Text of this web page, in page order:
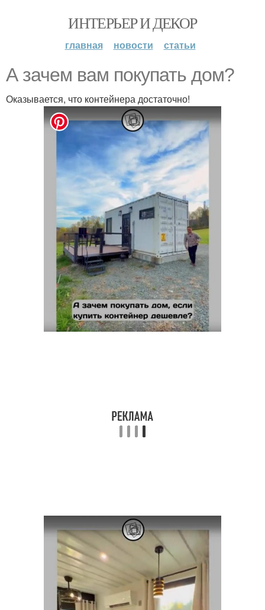
ИНТЕРЬЕР И ДЕКОР
главная новости статьи
А зачем вам покупать дом?
Оказывается, что контейнера достаточно!